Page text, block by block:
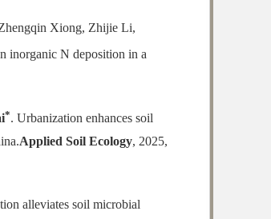
Xiong, Zhijie Li,
inorganic N deposition in a
*. Urbanization enhances soil
Applied Soil Ecology, 2025,
alleviates soil microbial